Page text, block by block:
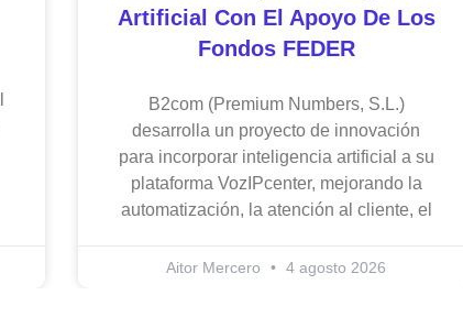
Artificial Con El Apoyo De Los
Fondos FEDER
B2com (Premium Numbers, S.L.)
desarrolla un proyecto de innovación
para incorporar inteligencia artificial a su
plataforma VozIPcenter, mejorando la
automatización, la atención al cliente, el
Aitor Mercero 4 agosto 2026